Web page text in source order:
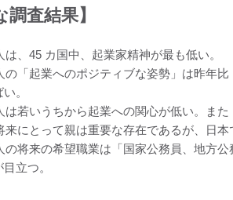
調査結果】
は、45 カ国中、起業家精神が最も低い。
の「起業へのポジティブな姿勢」は昨年
。
は若いうちから起業への関心が低い。ま
来にとって親は重要な存在であるが、日本
の将来の希望職業は「国家公務員、地方
立つ。